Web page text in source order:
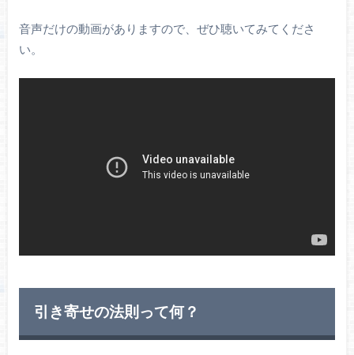
音声だけの動画がありますので、ぜひ聴いてみてくださ
い。
引き寄せの法則って何？